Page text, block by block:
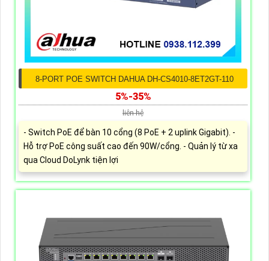
8-PORT POE SWITCH DAHUA DH-CS4010-8ET2GT-110
5%-35%
liên hệ
- Switch PoE để bàn 10 cổng (8 PoE + 2 uplink Gigabit). -
Hỗ trợ PoE công suất cao đến 90W/cổng. - Quản lý từ xa
qua Cloud DoLynk tiện lợi